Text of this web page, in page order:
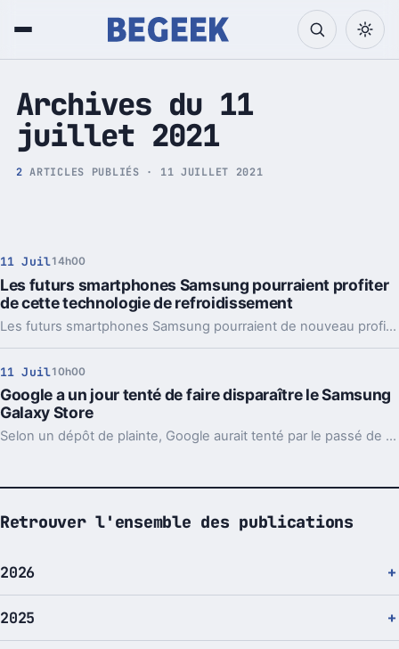
Tech et Pop culture
Archives du 11
juillet 2021
2 ARTICLES PUBLIÉS · 11 JUILLET 2021
11 Juil14h00
Les futurs smartphones Samsung pourraient profiter
de cette technologie de refroidissement
Les futurs smartphones Samsung pourraient de nouveau profiter d'un système de refroidissement à chambre de vapeur.
11 Juil10h00
Google a un jour tenté de faire disparaître le Samsung
Galaxy Store
Selon un dépôt de plainte, Google aurait tenté par le passé de faire disparaître le Samsung Galaxy Store, ainsi que l'Amazon Appstore.
Retrouver l'ensemble des publications
2026
2025